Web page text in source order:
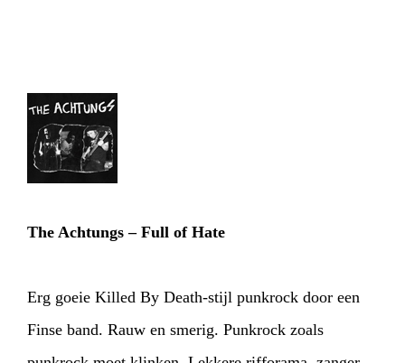
The Achtungs – Full of Hate
Erg goeie Killed By Death-stijl punkrock door een
Finse band. Rauw en smerig. Punkrock zoals